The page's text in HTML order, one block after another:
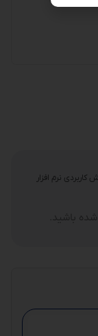
نرم افزار
باشید.